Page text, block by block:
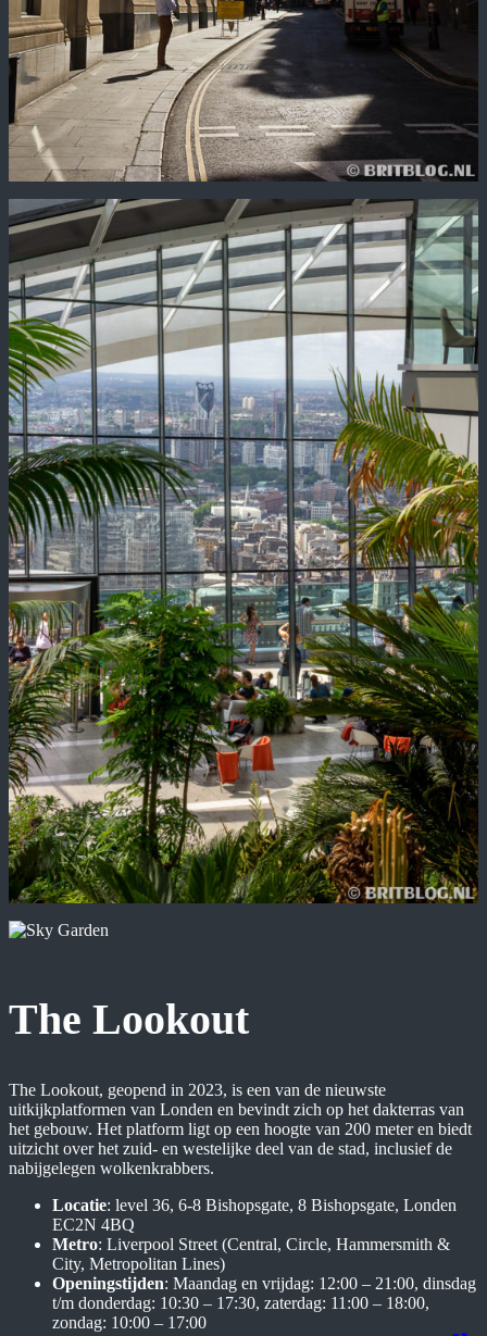
The Lookout
The Lookout, geopend in 2023, is een van de nieuwste
uitkijkplatformen van Londen en bevindt zich op het dakterras van
het gebouw. Het platform ligt op een hoogte van 200 meter en biedt
uitzicht over het zuid- en westelijke deel van de stad, inclusief de
nabijgelegen wolkenkrabbers.
Locatie: level 36, 6-8 Bishopsgate, 8 Bishopsgate, Londen
EC2N 4BQ
Metro: Liverpool Street (Central, Circle, Hammersmith &
City, Metropolitan Lines)
Openingstijden: Maandag en vrijdag: 12:00 – 21:00, dinsdag
t/m donderdag: 10:30 – 17:30, zaterdag: 11:00 – 18:00,
zondag: 10:00 – 17:00